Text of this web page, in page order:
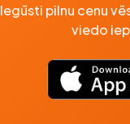
Iegūsti pilnu cenu
viedo